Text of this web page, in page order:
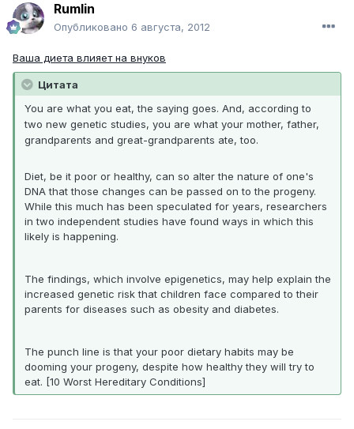
Rumlin
Опубликовано 6 августа, 2012
Ваша диета влияет на внуков
Цитата
You are what you eat, the saying goes. And, according to
two new genetic studies, you are what your mother, father,
grandparents and great-grandparents ate, too.
Diet, be it poor or healthy, can so alter the nature of one's
DNA that those changes can be passed on to the progeny.
While this much has been speculated for years, researchers
in two independent studies have found ways in which this
likely is happening.
The findings, which involve epigenetics, may help explain the
increased genetic risk that children face compared to their
parents for diseases such as obesity and diabetes.
The punch line is that your poor dietary habits may be
dooming your progeny, despite how healthy they will try to
eat. [10 Worst Hereditary Conditions]